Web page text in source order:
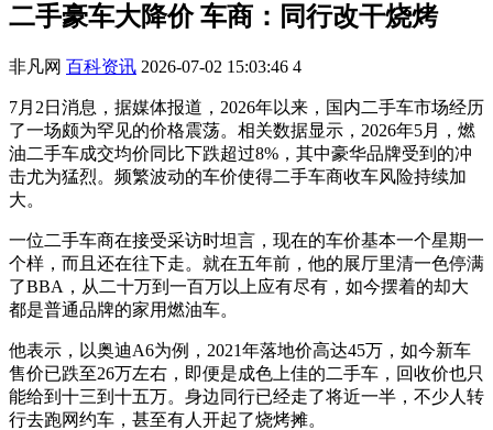
二手豪车大降价 车商：同行改干烧烤
非凡网 百科资讯 2026-07-02 15:03:46 4
7月2日消息，据媒体报道，2026年以来，国内二手车市场经历
了一场颇为罕见的价格震荡。相关数据显示，2026年5月，燃
油二手车成交均价同比下跌超过8%，其中豪华品牌受到的冲
击尤为猛烈。频繁波动的车价使得二手车商收车风险持续加
大。
一位二手车商在接受采访时坦言，现在的车价基本一个星期一
个样，而且还在往下走。就在五年前，他的展厅里清一色停满
了BBA，从二十万到一百万以上应有尽有，如今摆着的却大
都是普通品牌的家用燃油车。
他表示，以奥迪A6为例，2021年落地价高达45万，如今新车
售价已跌至26万左右，即便是成色上佳的二手车，回收价也只
能给到十三到十五万。身边同行已经走了将近一半，不少人转
行去跑网约车，甚至有人开起了烧烤摊。